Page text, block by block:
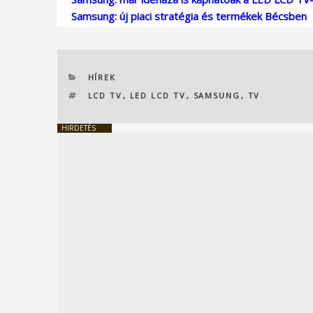
Samsung: új piaci stratégia és termékek Bécsben
KATEGÓRIÁK
HÍREK
CÍMKÉK
LCD TV , LED LCD TV , SAMSUNG , TV
HIRDETÉS